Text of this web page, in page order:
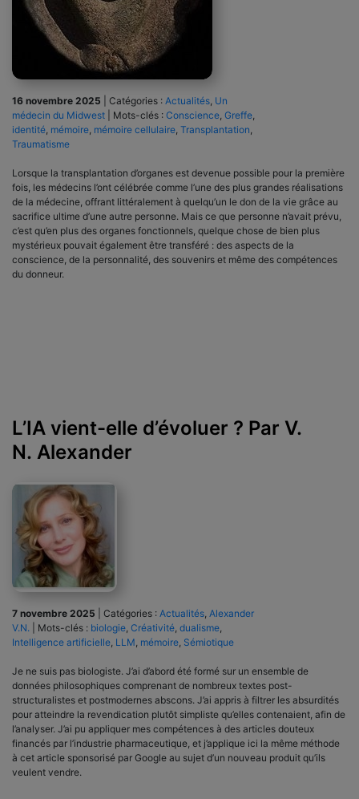
16 novembre 2025 Catégories : Actualités Un
médecin du Midwest
Mots-clés : Conscience Greffe
identité mémoire mémoire cellulaire Transplantation
Traumatisme
Lorsque la transplantation d’organes est devenue possible pour la première
fois, les médecins l’ont célébrée comme l’une des plus grandes réalisations
de la médecine, offrant littéralement à quelqu’un le don de la vie grâce au
sacrifice ultime d’une autre personne. Mais ce que personne n’avait prévu,
c’est qu’en plus des organes fonctionnels, quelque chose de bien plus
mystérieux pouvait également être transféré : des aspects de la
conscience, de la personnalité, des souvenirs et même des compétences
du donneur.
L’IA vient-elle d’évoluer ? Par V.
N. Alexander
7 novembre 2025 Catégories : Actualités Alexander
V.N.
Mots-clés : biologie Créativité dualisme
Intelligence artificielle LLM mémoire Sémiotique
Je ne suis pas biologiste. J’ai d’abord été formé sur un ensemble de
données philosophiques comprenant de nombreux textes post-
structuralistes et postmodernes abscons. J’ai appris à filtrer les absurdités
pour atteindre la revendication plutôt simpliste qu’elles contenaient, afin de
l’analyser. J’ai pu appliquer mes compétences à des articles douteux
financés par l’industrie pharmaceutique, et j’applique ici la même méthode
à cet article sponsorisé par Google au sujet d’un nouveau produit qu’ils
veulent vendre.